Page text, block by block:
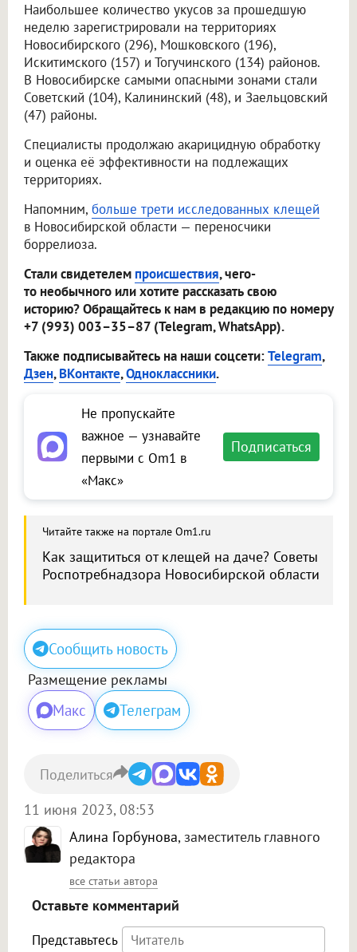
Наибольшее количество укусов за прошедшую
неделю зарегистрировали на территориях
Новосибирского (296), Мошковского (196),
Искитимского (157) и Тогучинского (134) районов.
В Новосибирске самыми опасными зонами стали
Советский (104), Калининский (48), и Заельцовский
(47) районы.
Специалисты продолжаю акарицидную обработку
и оценка её эффективности на подлежащих
территориях.
Напомним, больше трети исследованных клещей
в Новосибирской области — переносчики
боррелиоза.
Стали свидетелем происшествия, чего-
то необычного или хотите рассказать свою
историю? Обращайтесь к нам в редакцию по номеру
+7 (993) 003–35–87 (Telegram, WhatsApp).
Также подписывайтесь на наши соцсети:Telegram,
Дзен,ВКонтакте,Одноклассники.
Не пропускайте
важное — узнавайте
первыми с Om1 в
«Макс»
Подписаться
Читайте также на портале Om1.ru
Как защититься от клещей на даче? Советы
Роспотребнадзора Новосибирской области
Сообщить новость
Размещение рекламы
Макс Телеграм
Алина Горбунова, заместитель главного
редактора
все статьи автора
11 июня 2023, 08:53
Поделиться
Оставьте комментарий
Представьтесь